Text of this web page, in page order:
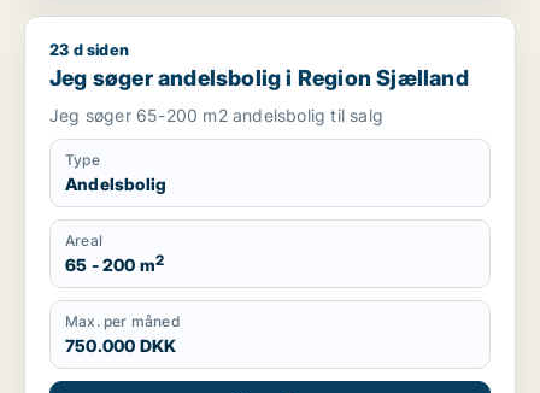
Jeg søger andelsbolig i Region Sjælland
23 d siden
Jeg søger andelsbolig i Region Sjælland
Jeg søger 65-200 m2 andelsbolig til salg
Type
Andelsbolig
Areal
65 - 200 m2
Max. per måned
750.000 DKK